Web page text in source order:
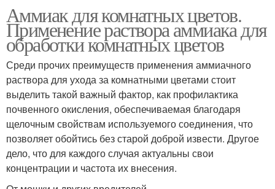
Аммиак для комнатных цветов.
Применение раствора аммиака для
обработки комнатных цветов
Среди прочих преимуществ применения аммиачного
раствора для ухода за комнатными цветами стоит
выделить такой важный фактор, как профилактика
почвенного окисления, обеспечиваемая благодаря
щелочным свойствам используемого соединения, что
позволяет обойтись без старой доброй извести. Другое
дело, что для каждого случая актуальны свои
концентрации и частота их внесения.